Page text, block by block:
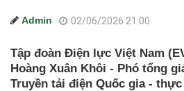
Admin 02/06/2026 21:00
Tập đoàn Điện lực Việt Nam
Hoàng Xuân Khôi - Phó tổng
Truyền tải điện Quốc gia -